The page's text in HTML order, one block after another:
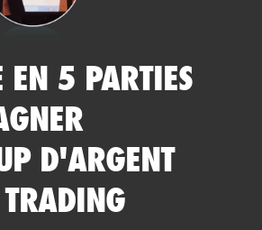
EN 5 PARTIES
D'ARGENT